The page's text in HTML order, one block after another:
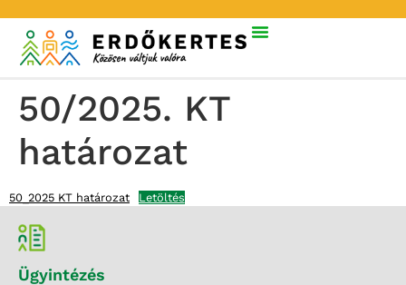
50/2025. KT
határozat
50_2025 KT határozat Letöltés
Ügyintézés